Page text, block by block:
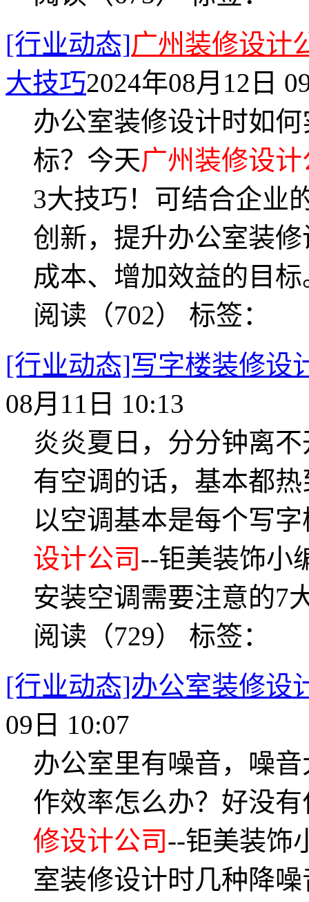
[行业动态]广州装修设计
大技巧2024年08月12日
办公室装修设计时如
标？今天广州装修设
3大技巧！可结合企业
创新，提升办公室装
成本、增加效益的目标
阅读（702） 标签：
[行业动态]写字楼装修设
08月11日 10:13
炎炎夏日，分分钟离
有空调的话，基本都
以空调基本是每个写
设计公司--钜美装饰小
安装空调需要注意的7
阅读（729） 标签：
[行业动态]办公室装修设
09日 10:07
办公室里有噪音，噪
作效率怎么办？好没
修设计公司--钜美装饰
室装修设计时几种降